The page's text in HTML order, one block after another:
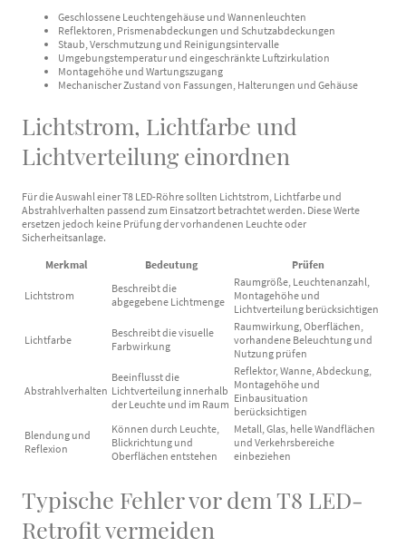
Geschlossene Leuchtengehäuse und Wannenleuchten
Reflektoren, Prismenabdeckungen und Schutzabdeckungen
Staub, Verschmutzung und Reinigungsintervalle
Umgebungstemperatur und eingeschränkte Luftzirkulation
Montagehöhe und Wartungszugang
Mechanischer Zustand von Fassungen, Halterungen und Gehäuse
Lichtstrom, Lichtfarbe und
Lichtverteilung einordnen
Für die Auswahl einer T8 LED-Röhre sollten Lichtstrom, Lichtfarbe und
Abstrahlverhalten passend zum Einsatzort betrachtet werden. Diese Werte
ersetzen jedoch keine Prüfung der vorhandenen Leuchte oder
Sicherheitsanlage.
Merkmal Bedeutung Prüfen
Lichtstrom
Beschreibt die
abgegebene Lichtmenge
Raumgröße, Leuchtenanzahl,
Montagehöhe und
Lichtverteilung berücksichtigen
Lichtfarbe
Beschreibt die visuelle
Farbwirkung
Raumwirkung, Oberflächen,
vorhandene Beleuchtung und
Nutzung prüfen
Abstrahlverhalten
Beeinflusst die
Lichtverteilung innerhalb
der Leuchte und im Raum
Reflektor, Wanne, Abdeckung,
Montagehöhe und
Einbausituation
berücksichtigen
Blendung und
Reflexion
Können durch Leuchte,
Blickrichtung und
Oberflächen entstehen
Metall, Glas, helle Wandflächen
und Verkehrsbereiche
einbeziehen
Typische Fehler vor dem T8 LED-
Retrofit vermeiden